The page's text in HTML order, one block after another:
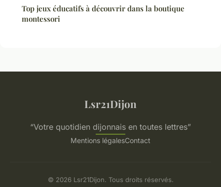
Top jeux éducatifs à découvrir dans la boutique
montessori
Lsr21Dijon
“Votre quotidien dijonnais en toutes lettres”
Mentions légalesContact
© 2026 Lsr21Dijon. Tous droits réservés.